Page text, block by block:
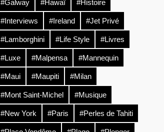
#Galway #Hawaï #Histoire
#Interviews #Ireland #Jet Privé
#Lamborghini #Life Style #Livres
#Luxe #Malpensa #Mannequin
#Maui #Maupiti #Milan
#Mont Saint-Michel #Musique
#New York #Paris #Perles de Tahiti